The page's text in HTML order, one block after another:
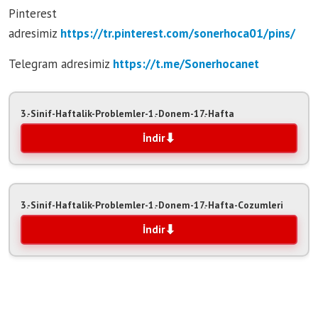
Pinterest
adresimiz https://tr.pinterest.com/sonerhoca01/pins/
Telegram adresimiz https://t.me/Sonerhocanet
3.-Sinif-Haftalik-Problemler-1.-Donem-17.-Hafta
İndir
3.-Sinif-Haftalik-Problemler-1.-Donem-17.-Hafta-Cozumleri
İndir